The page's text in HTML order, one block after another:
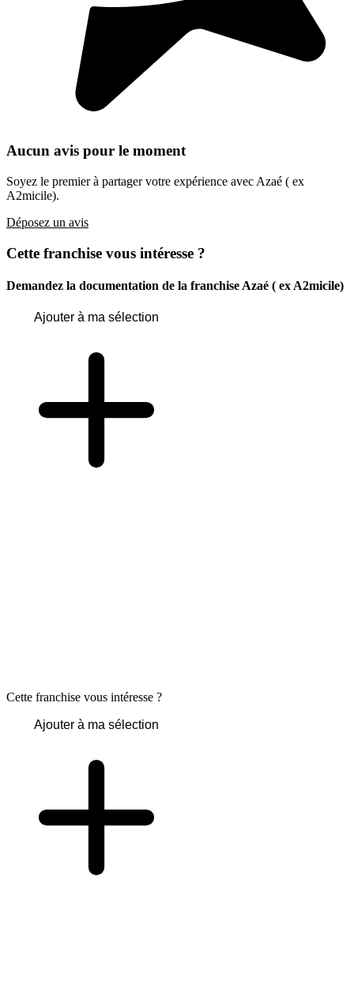
Aucun avis pour le moment
Soyez le premier à partager votre expérience avec Azaé ( ex
A2micile).
Déposez un avis
Cette franchise vous intéresse ?
Demandez la documentation de la franchise Azaé ( ex A2micile)
Ajouter à ma sélection
Cette franchise vous intéresse ?
Ajouter à ma sélection